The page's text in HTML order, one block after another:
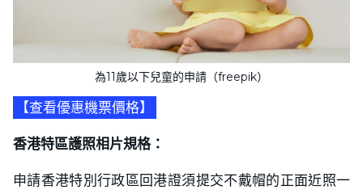
為11歲以下兒童的申請（freepik）
【查看優惠機票價格】
香港特區護照相片規格：
申請香港特別行政區回港證須提交不戴帽的正面近照一